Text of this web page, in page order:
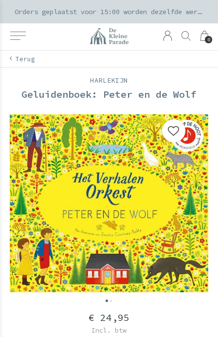
0
Orders geplaatst voor 15:00 worden dezelfde werkdag verzonden
Terug
HARLEKIJN
Geluidenboek: Peter en de Wolf
€ 24,95
Incl. btw